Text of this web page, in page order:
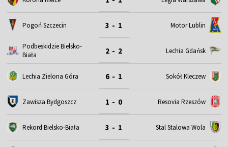
Pogoń Szczecin 3 - 1 Motor Lublin
Podbeskidzie Bielsko-
Biała
2 - 2 Lechia Gdańsk
Lechia Zielona Góra 6 - 1 Sokół Kleczew
Zawisza Bydgoszcz 1 - 0 Resovia Rzeszów
Rekord Bielsko-Biała 3 - 1 Stal Stalowa Wola